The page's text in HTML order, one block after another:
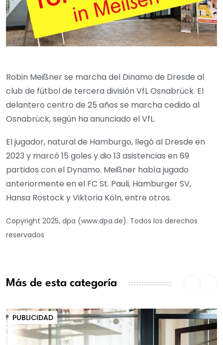
Robin Meißner se marcha del Dinamo de Dresde al
club de fútbol de tercera división VfL Osnabrück. El
delantero centro de 25 años se marcha cedido al
Osnabrück, según ha anunciado el VfL.
El jugador, natural de Hamburgo, llegó al Dresde en
2023 y marcó 15 goles y dio 13 asistencias en 69
partidos con el Dynamo. Meißner había jugado
anteriormente en el FC St. Pauli, Hamburger SV,
Hansa Rostock y Viktoria Köln, entre otros.
Copyright 2025, dpa (www.dpa.de). Todos los derechos
reservados
Más de esta categoría
PUBLICIDAD